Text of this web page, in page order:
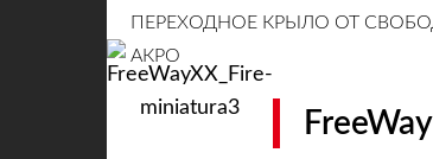
ПЕРЕХОДНОЕ КРЫЛО ОТ
АКРО